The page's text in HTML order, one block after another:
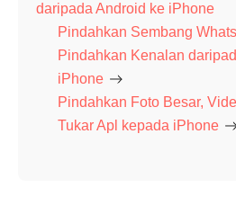
daripada Android ke iPhone
Pindahkan Sembang
Pindahkan Kenalan
iPhone
Pindahkan Foto Besar,
Tukar Apl kepada iPhone